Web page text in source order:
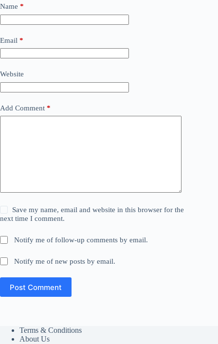
Name *
Email *
Website
Add Comment *
Save my name, email and website in this browser for the
next time I comment.
Notify me of follow-up comments by email.
Notify me of new posts by email.
Post Comment
Terms & Conditions
About Us